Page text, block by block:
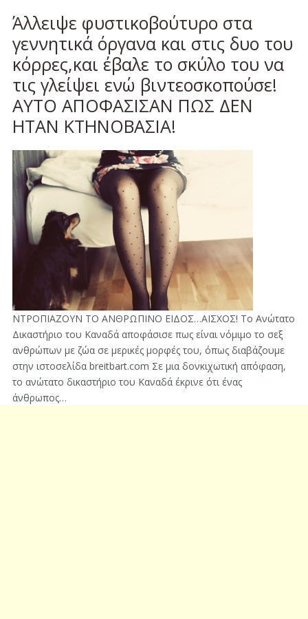
Άλλειψε φυστικοβούτυρο στα
γεννητικά όργανα και στις δυο του
κόρρες,και έβαλε το σκύλο του να
τις γλείψει ενώ βιντεοσκοπούσε!
ΑΥΤΟ ΑΠΟΦΑΣΙΣΑΝ ΠΩΣ ΔΕΝ
ΗΤΑΝ ΚΤΗΝΟΒΑΣΙΑ!
ΝΤΡΟΠΙΑΖΟΥΝ ΤΟ ΑΝΘΡΩΠΙΝΟ ΕΙΔΟΣ…ΑΙΣΧΟΣ! Το Ανώτατο
Δικαστήριο του Καναδά αποφάσισε πως είναι νόμιμο το σεξ
ανθρώπων με ζώα σε μερικές μορφές του, όπως διαβάζουμε
στην ιστοσελίδα breitbart.com Σε μια δονκιχωτική απόφαση,
το ανώτατο δικαστήριο του Καναδά έκρινε ότι ένας
άνθρωπος…